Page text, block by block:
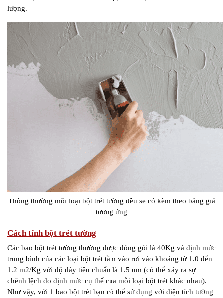
lượng.
Thông thường mỗi loại bột trét tường đều sẽ có kèm theo bảng giá
tương ứng
Cách tính bột trét tường
Các bao bột trét tường thường được đóng gói là 40Kg và định mức
trung bình của các loại bột trét tầm vào rơi vào khoảng từ 1.0 đến
1.2 m2/Kg với độ dày tiêu chuẩn là 1.5 um (có thể xảy ra sự
chênh lệch do định mức cụ thể của mỗi loại bột trét khác nhau).
Như vậy, với 1 bao bột trét bạn có thể sử dụng với diện tích tường